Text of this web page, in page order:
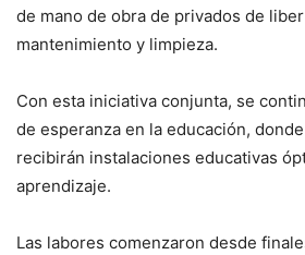
de mano de obra de privados de
mantenimiento y limpieza.
Con esta iniciativa conjunta, se
de esperanza en la educación,
recibirán instalaciones educativas
aprendizaje.
Las labores comenzaron desde